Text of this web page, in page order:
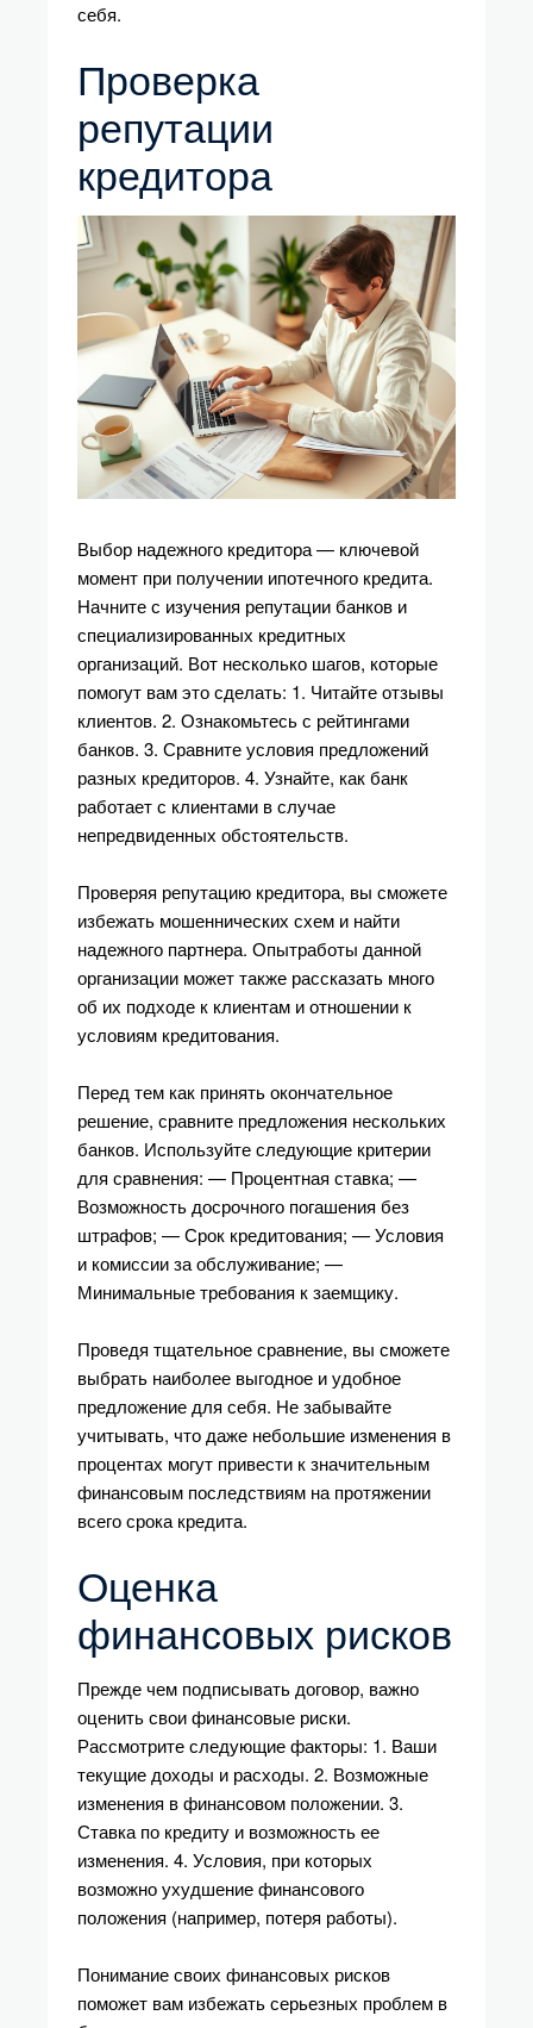
себя.
Проверка
репутации
кредитора
Выбор надежного кредитора — ключевой
момент при получении ипотечного кредита.
Начните с изучения репутации банков и
специализированных кредитных
организаций. Вот несколько шагов, которые
помогут вам это сделать: 1. Читайте отзывы
клиентов. 2. Ознакомьтесь с рейтингами
банков. 3. Сравните условия предложений
разных кредиторов. 4. Узнайте, как банк
работает с клиентами в случае
непредвиденных обстоятельств.
Проверяя репутацию кредитора, вы сможете
избежать мошеннических схем и найти
надежного партнера. Опытработы данной
организации может также рассказать много
об их подходе к клиентам и отношении к
условиям кредитования.
Перед тем как принять окончательное
решение, сравните предложения нескольких
банков. Используйте следующие критерии
для сравнения: — Процентная ставка; —
Возможность досрочного погашения без
штрафов; — Срок кредитования; — Условия
и комиссии за обслуживание; —
Минимальные требования к заемщику.
Проведя тщательное сравнение, вы сможете
выбрать наиболее выгодное и удобное
предложение для себя. Не забывайте
учитывать, что даже небольшие изменения в
процентах могут привести к значительным
финансовым последствиям на протяжении
всего срока кредита.
Оценка
финансовых рисков
Прежде чем подписывать договор, важно
оценить свои финансовые риски.
Рассмотрите следующие факторы: 1. Ваши
текущие доходы и расходы. 2. Возможные
изменения в финансовом положении. 3.
Ставка по кредиту и возможность ее
изменения. 4. Условия, при которых
возможно ухудшение финансового
положения (например, потеря работы).
Понимание своих финансовых рисков
поможет вам избежать серьезных проблем в